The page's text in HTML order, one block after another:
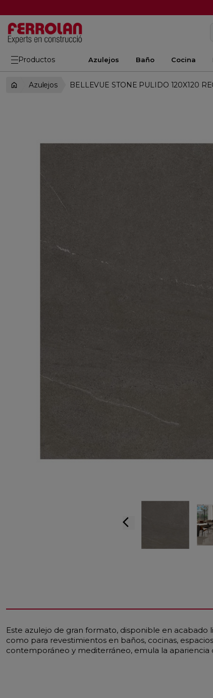
Productos Azulejos Baño Cocina
Azulejos BELLEVUE STONE PULIDO 120X120
arrow_back_ios
Este azulejo de gran formato, disponible en
como para revestimientos en baños, cocinas,
contemporáneo y mediterráneo, emula la apariencia